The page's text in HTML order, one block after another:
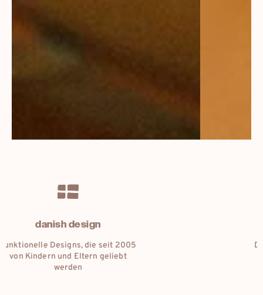
Die Geschichte einer Liebe zu den
edelsten Materialien der Natur